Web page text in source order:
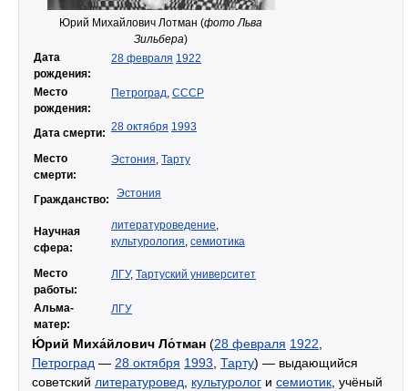
Юрий Михайлович Лотман (фото Льва
Зильбера)
Дата
рождения:
28 февраля 1922
Место
рождения:
Петроград, СССР
Дата смерти: 28 октября 1993
Место
смерти:
Эстония, Тарту
Гражданство: Эстония
Научная
сфера:
литературоведение,
культурология, семиотика
Место
работы:
ЛГУ, Тартуский университет
Альма-
матер:
ЛГУ
Ю́рий Миха́йлович Ло́тман (28 февраля 1922
Петроград — 28 октября 1993 Тарту) — выдающийся
советский литературовед культуролог и семиотик , учёный